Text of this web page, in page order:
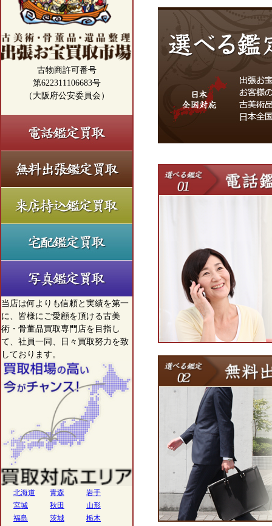
古物商許可番号
第622311106683号
（大阪府公安委員会）
当店は何よりも信頼と実績を第一
に、皆様にご愛顧を頂ける古美
術・骨董品買取専門店を目指し
て、社員一同、日々買取努力を致
しております。
北海道 青森
岩手
宮城
秋田
山形
福島
茨城
栃木